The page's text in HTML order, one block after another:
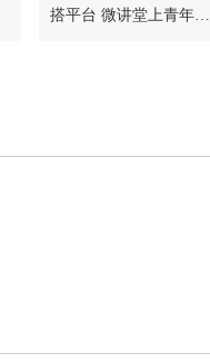
搭平台 微讲堂上青年检